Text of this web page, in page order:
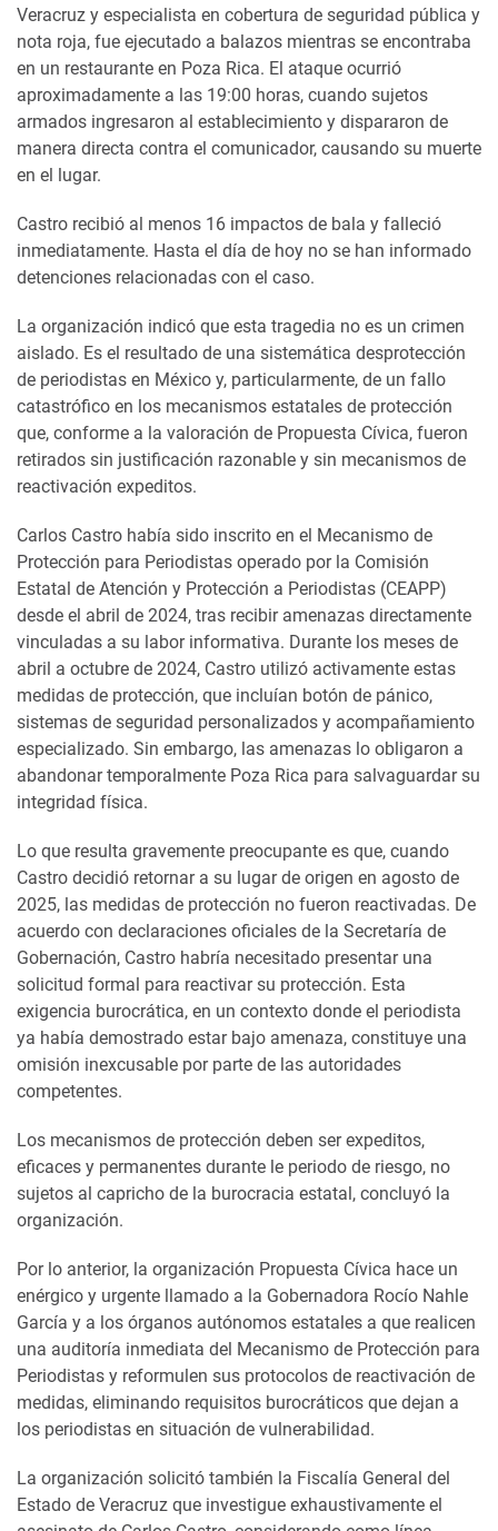
Veracruz y especialista en cobertura de seguridad pública y
nota roja, fue ejecutado a balazos mientras se encontraba
en un restaurante en Poza Rica. El ataque ocurrió
aproximadamente a las 19:00 horas, cuando sujetos
armados ingresaron al establecimiento y dispararon de
manera directa contra el comunicador, causando su muerte
en el lugar.
Castro recibió al menos 16 impactos de bala y falleció
inmediatamente. Hasta el día de hoy no se han informado
detenciones relacionadas con el caso.
La organización indicó que esta tragedia no es un crimen
aislado. Es el resultado de una sistemática desprotección
de periodistas en México y, particularmente, de un fallo
catastrófico en los mecanismos estatales de protección
que, conforme a la valoración de Propuesta Cívica, fueron
retirados sin justificación razonable y sin mecanismos de
reactivación expeditos.
Carlos Castro había sido inscrito en el Mecanismo de
Protección para Periodistas operado por la Comisión
Estatal de Atención y Protección a Periodistas (CEAPP)
desde el abril de 2024, tras recibir amenazas directamente
vinculadas a su labor informativa. Durante los meses de
abril a octubre de 2024, Castro utilizó activamente estas
medidas de protección, que incluían botón de pánico,
sistemas de seguridad personalizados y acompañamiento
especializado. Sin embargo, las amenazas lo obligaron a
abandonar temporalmente Poza Rica para salvaguardar su
integridad física.
Lo que resulta gravemente preocupante es que, cuando
Castro decidió retornar a su lugar de origen en agosto de
2025, las medidas de protección no fueron reactivadas. De
acuerdo con declaraciones oficiales de la Secretaría de
Gobernación, Castro habría necesitado presentar una
solicitud formal para reactivar su protección. Esta
exigencia burocrática, en un contexto donde el periodista
ya había demostrado estar bajo amenaza, constituye una
omisión inexcusable por parte de las autoridades
competentes.
Los mecanismos de protección deben ser expeditos,
eficaces y permanentes durante le periodo de riesgo, no
sujetos al capricho de la burocracia estatal, concluyó la
organización.
Por lo anterior, la organización Propuesta Cívica hace un
enérgico y urgente llamado a la Gobernadora Rocío Nahle
García y a los órganos autónomos estatales a que realicen
una auditoría inmediata del Mecanismo de Protección para
Periodistas y reformulen sus protocolos de reactivación de
medidas, eliminando requisitos burocráticos que dejan a
los periodistas en situación de vulnerabilidad.
La organización solicitó también la Fiscalía General del
Estado de Veracruz que investigue exhaustivamente el